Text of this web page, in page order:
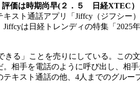
価は時期尚早(２．５ 日経XTEC）
スト通話アプリ「Jiffcy（ジフシ
は日経トレンディの特集「
る」ことを売りにしている。この
相手を電話のように呼び出し、相
キスト通話の他、4人までのグルー